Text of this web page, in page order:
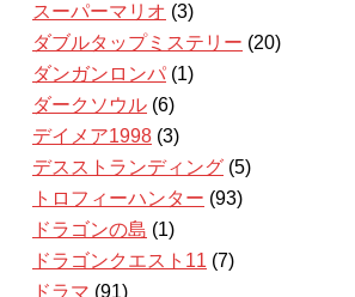
スーパーマリオ (3)
ダブルタップミステリー (20)
ダンガンロンパ (1)
ダークソウル (6)
デイメア1998 (3)
デスストランディング (5)
トロフィーハンター (93)
ドラゴンの島 (1)
ドラゴンクエスト11 (7)
ドラマ (91)